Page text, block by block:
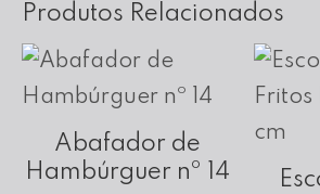
Produtos Relacionados
Abafador de
Hambúrguer nº 14